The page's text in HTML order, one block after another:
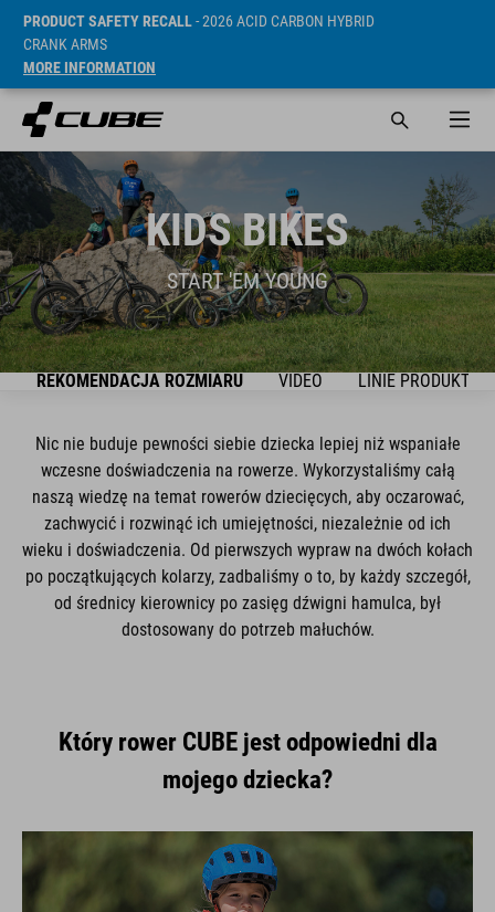
PRODUCT SAFETY RECALL- 2026 ACID CARBON HYBRID
CRANK ARMS
MORE INFORMATION
KIDS BIKES
START 'EM YOUNG
REKOMENDACJA ROZMIARU VIDEO LINIE PRODUKTÓW
Nic nie buduje pewności siebie dziecka lepiej niż wspaniałe
wczesne doświadczenia na rowerze. Wykorzystaliśmy całą
naszą wiedzę na temat rowerów dziecięcych, aby oczarować,
zachwycić i rozwinąć ich umiejętności, niezależnie od ich
wieku i doświadczenia. Od pierwszych wypraw na dwóch kołach
po początkujących kolarzy, zadbaliśmy o to, by każdy szczegół,
od średnicy kierownicy po zasięg dźwigni hamulca, był
dostosowany do potrzeb małuchów.
Który rower CUBE jest odpowiedni dla
mojego dziecka?